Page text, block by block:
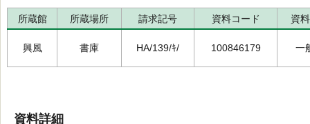
所蔵館 所蔵場所 請求記号 資料コード 資
興風 書庫 HA/139/ｷ/ 100846179 一
資料詳細